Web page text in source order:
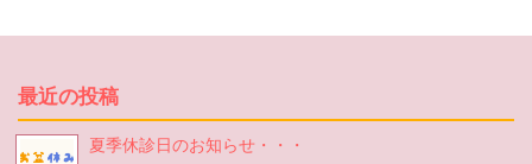
最近の投稿
夏季休診日のお知らせ・・・